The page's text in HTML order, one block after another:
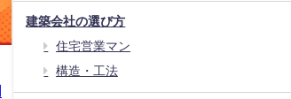
建築会社の選び方
住宅営業マン
構造・工法